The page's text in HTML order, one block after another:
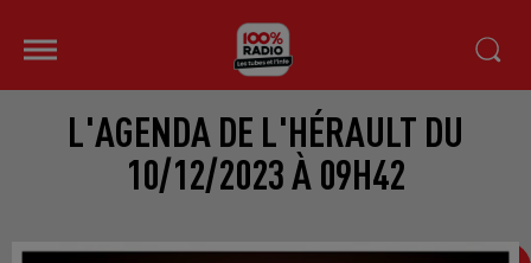
L'AGENDA DE L'HÉRAULT DU
10/12/2023 À 09H42